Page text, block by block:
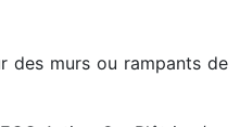
des murs ou rampants de